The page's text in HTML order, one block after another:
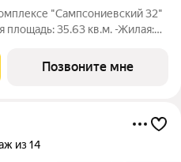
"Сампсониевский 32"
площадь: 35.63 кв.м. -Жилая:
выходят на одну сторону. В
Позвоните мне
из 14